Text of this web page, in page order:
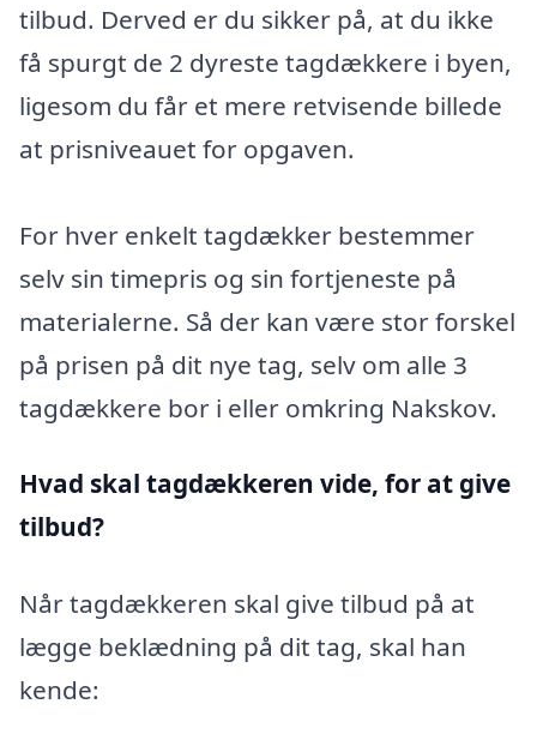
tilbud. Derved er du sikker på, at du ikke
få spurgt de 2 dyreste tagdækkere i byen,
ligesom du får et mere retvisende billede
at prisniveauet for opgaven.
For hver enkelt tagdækker bestemmer
selv sin timepris og sin fortjeneste på
materialerne. Så der kan være stor forskel
på prisen på dit nye tag, selv om alle 3
tagdækkere bor i eller omkring Nakskov.
Hvad skal tagdækkeren vide, for at give
tilbud?
Når tagdækkeren skal give tilbud på at
lægge beklædning på dit tag, skal han
kende: